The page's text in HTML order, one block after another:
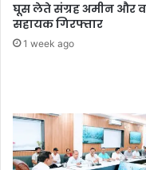
घूस लेते संग्रह अमीन और
सहायक गिरफ्तार
1 week ago